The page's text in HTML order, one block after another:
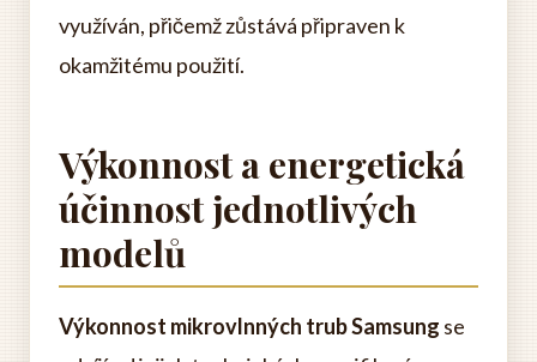
využíván, přičemž zůstává připraven k
okamžitému použití.
Výkonnost a energetická
účinnost jednotlivých
modelů
Výkonnost mikrovlnných trub Samsung se